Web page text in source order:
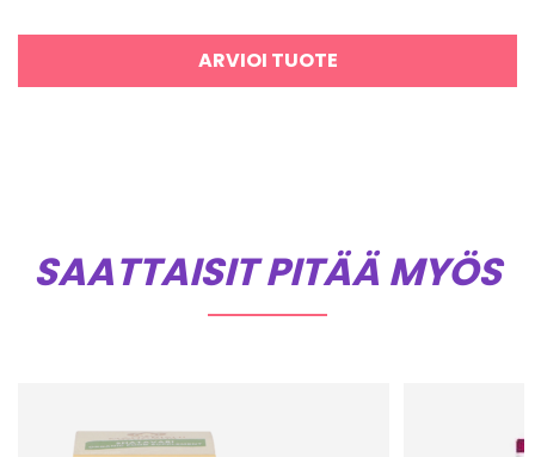
ARVIOI TUOTE
SAATTAISIT PITÄÄ MYÖS